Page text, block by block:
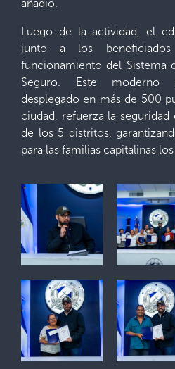
añadió.
Luego de la actividad, el
junto a los
funcionamiento del Sistema
Seguro. Este moderno
desplegado en más de 500
ciudad, refuerza la seguridad
de los 5 distritos,
para las familias capitalinas